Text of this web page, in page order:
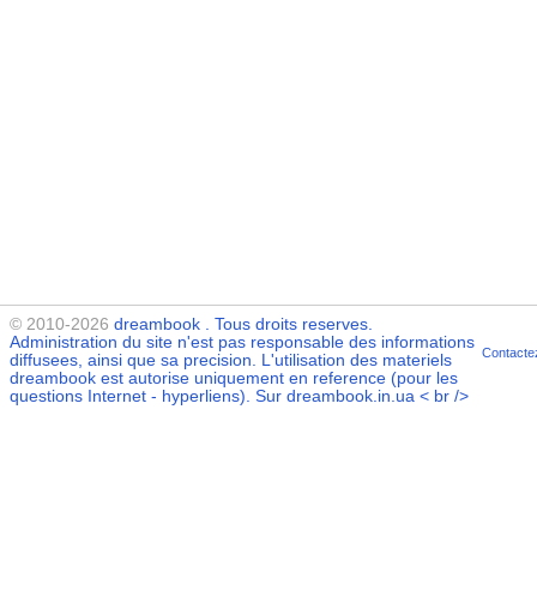
© 2010-2026 dreambook . Tous droits reserves.
Administration du site n'est pas responsable des informations
diffusees, ainsi que sa precision. L'utilisation des materiels
dreambook est autorise uniquement en reference (pour les
questions Internet - hyperliens). Sur dreambook.in.ua < br />